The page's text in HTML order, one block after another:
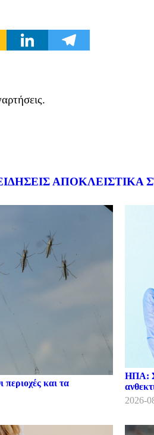
ΑΠΟΚΛΕΙΣΤΙΚΑ
περιοχές και τα
ΗΠΑ:
2026-